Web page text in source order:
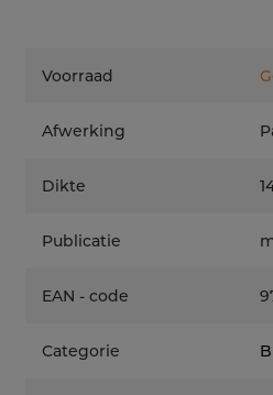
onderwijzen in de Thora.
Voorraad
Afwerking
Dikte
Publicatie
EAN - code
Categorie